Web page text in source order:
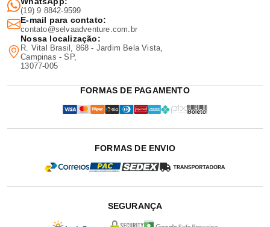
(19) 9 8842-9599
E-mail para contato:
contato@selvaadventure.com.br
Nossa localização:
R. Vital Brasil, 868 - Jardim Bela Vista,
Campinas - SP,
13077-005
FORMAS DE PAGAMENTO
FORMAS DE ENVIO
SEGURANÇA